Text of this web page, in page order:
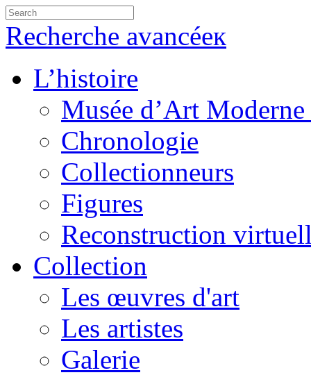
Recherche avancéeк
L’histoire
Musée d’Art
Chronologie
Collectionneurs
Figures
Reconstruction
Collection
Les œuvres d'art
Les artistes
Galerie